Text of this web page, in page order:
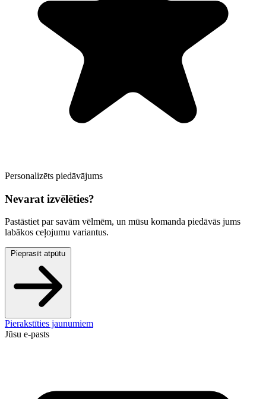
Personalizēts piedāvājums
Nevarat izvēlēties?
Pastāstiet par savām vēlmēm, un mūsu komanda piedāvās jums
labākos ceļojumu variantus.
Pieprasīt atpūtu
Pierakstīties jaunumiem
Jūsu e-pasts